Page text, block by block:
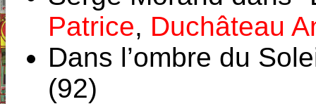
Patrice, Duchâteau
Dans l’ombre du
(92)